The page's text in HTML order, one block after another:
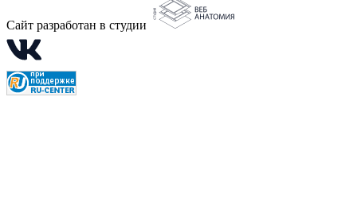
Сайт разработан в студии